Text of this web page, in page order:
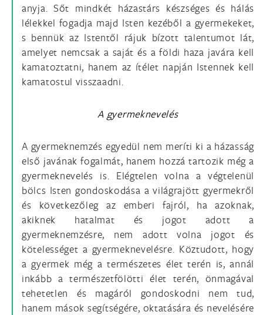
anyja. Sőt mindkét házastárs készséges és hálás
lélekkel fogadja majd Isten kezéből a gyermekeket,
s bennük az Istentől rájuk bízott talentumot lát,
amelyet nemcsak a saját és a földi haza javára kell
kamatoztatni, hanem az ítélet napján Istennek kell
kamatostul visszaadni.
A gyermeknevelés
A gyermeknemzés egyedül nem meríti ki a házasság
első javának fogalmát, hanem hozzá tartozik még a
gyermeknevelés is. Elégtelen volna a végtelenül
bölcs Isten gondoskodása a világrajött gyermekről
és következőleg az emberi fajról, ha azoknak,
akiknek hatalmat és jogot adott a
gyermeknemzésre, nem adott volna jogot és
kötelességet a gyermeknevelésre. Köztudott, hogy
a gyermek még a természetes élet terén is, annál
inkább a természetfölötti élet terén, önmagával
tehetetlen és magáról gondoskodni nem tud,
hanem mások segítségére, oktatására és nevelésére